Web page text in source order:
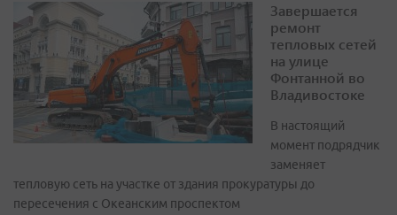
Завершается
ремонт
тепловых сетей
на улице
Фонтанной во
Владивостоке
В настоящий
момент подрядчик
заменяет
тепловую сеть на участке от здания прокуратуры до
пересечения с Океанским проспектом